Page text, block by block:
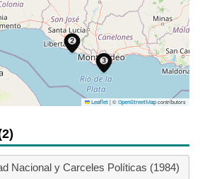
Leaflet |© OpenStreetMapcontributors
Nacional y Carceles Políticas (1984)